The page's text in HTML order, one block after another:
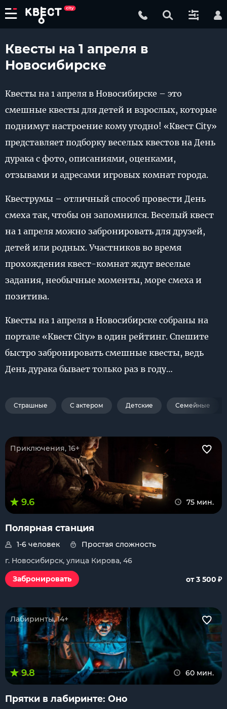
Квесты на 1 апреля в
Новосибирске
Квесты на 1 апреля в Новосибирске – это
смешные квесты для детей и взрослых, которые
поднимут настроение кому угодно! «Квест City»
представляет подборку веселых квестов на День
дурака с фото, описаниями, оценками,
отзывами и адресами игровых комнат города.
Квеструмы – отличный способ провести День
смеха так, чтобы он запомнился. Веселый квест
на 1 апреля можно забронировать для друзей,
детей или родных. Участников во время
прохождения квест-комнат ждут веселые
задания, необычные моменты, море смеха и
позитива.
Квесты на 1 апреля в Новосибирске собраны на
портале «Квест City» в один рейтинг. Спешите
быстро забронировать смешные квесты, ведь
День дурака бывает только раз в году…
Страшные С актером Детские Семейные
Приключения, 16+
9.6 75 мин.
Полярная станция
1-6 человек
Простая сложность
г. Новосибирск, улица Кирова, 46
Забронировать
от 3 500 ₽
Лабиринты, 14+
9.8 60 мин.
Прятки в лабиринте: Оно